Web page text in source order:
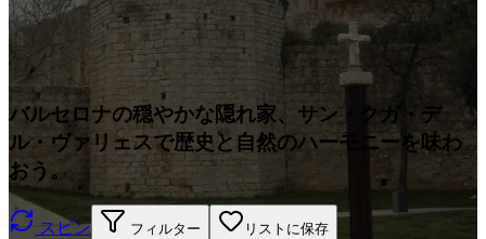
バルセロナの穏やかな隠れ家、サン・クガ・デ
ル・ヴァリェスで歴史と自然のハーモニーを味わ
おう。
スピン フィルター リストに保存